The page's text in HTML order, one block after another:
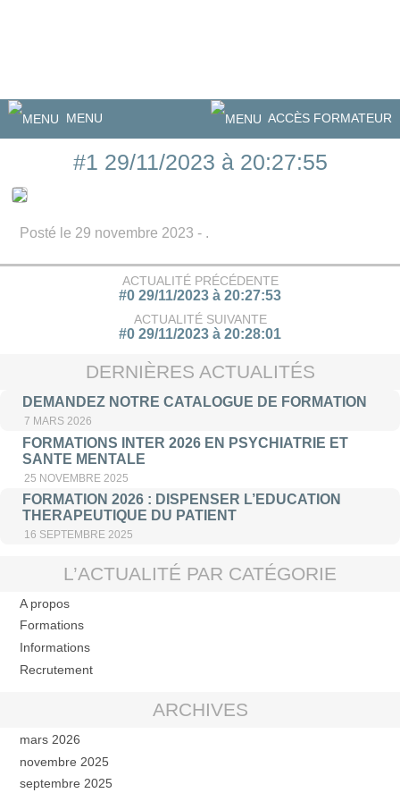
MENU ACCÈS FORMATEUR
#1 29/11/2023 à 20:27:55
Posté le 29 novembre 2023 - .
ACTUALITÉ PRÉCÉDENTE
#0 29/11/2023 à 20:27:53
ACTUALITÉ SUIVANTE
#0 29/11/2023 à 20:28:01
DERNIÈRES ACTUALITÉS
DEMANDEZ NOTRE CATALOGUE DE FORMATION
7 MARS 2026
FORMATIONS INTER 2026 EN PSYCHIATRIE ET
SANTE MENTALE
25 NOVEMBRE 2025
FORMATION 2026 : DISPENSER L’EDUCATION
THERAPEUTIQUE DU PATIENT
16 SEPTEMBRE 2025
L’ACTUALITÉ PAR CATÉGORIE
A propos
Formations
Informations
Recrutement
ARCHIVES
mars 2026
novembre 2025
septembre 2025